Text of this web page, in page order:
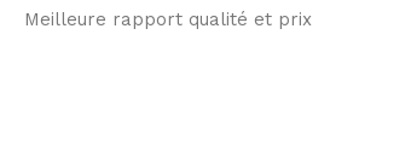
Meilleure rapport qualité et prix